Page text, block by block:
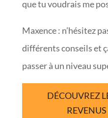
que tu voudrais me
Maxence : n’hésitez
différents conseils et
passer à un niveau
DÉCOUVREZ
REVENUS